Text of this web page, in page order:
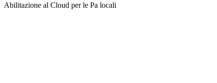
Abilitazione al Cloud per le Pa locali